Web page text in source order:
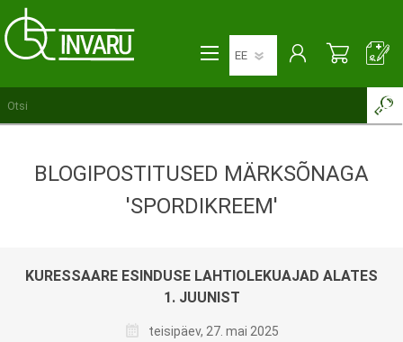
BLOGIPOSTITUSED MÄRKSÕNAGA
'SPORDIKREEM'
KURESSAARE ESINDUSE LAHTIOLEKUAJAD ALATES
1. JUUNIST
teisipäev, 27. mai 2025